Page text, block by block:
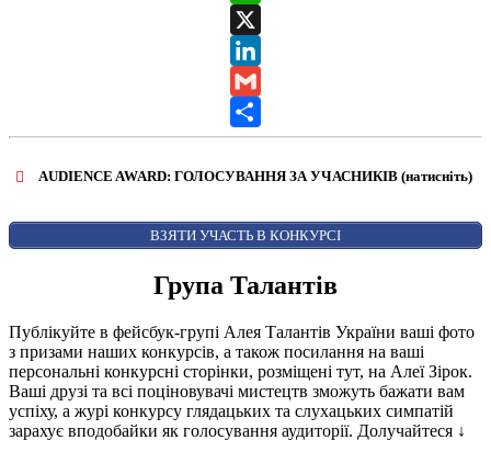
WhatsApp
X
LinkedIn
Gmail
Share
AUDIENCE AWARD: ГОЛОСУВАННЯ ЗА УЧАСНИКІВ (натисніть)
AUDIENCE AWARD
ВЗЯТИ УЧАСТЬ В КОНКУРСІ
Група Талантів
Публікуйте в фейсбук-групі Алея Талантів України ваші фото
з призами наших конкурсів, а також посилання на ваші
персональні конкурсні сторінки, розміщені тут, на Алеї Зірок.
Ваші друзі та всі поціновувачі мистецтв зможуть бажати вам
успіху, а журі конкурсу глядацьких та слухацьких симпатій
зарахує вподобайки як голосування аудиторії. Долучайтеся ↓